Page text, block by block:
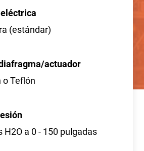
(estándar)
actuador
o Teflón
H2O a 0 - 150 pulgadas